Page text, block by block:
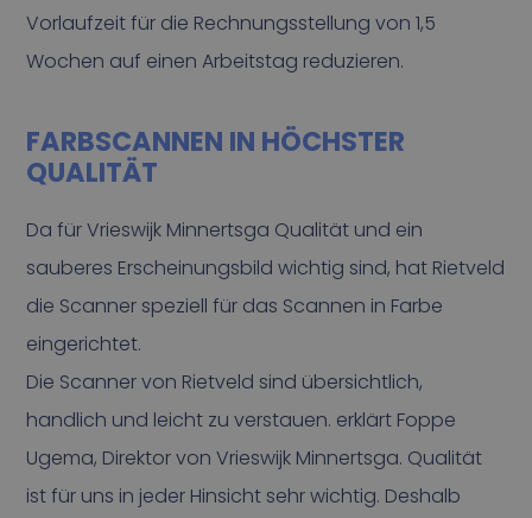
Vorlaufzeit für die Rechnungsstellung von 1,5
Wochen auf einen Arbeitstag reduzieren.
FARBSCANNEN IN HÖCHSTER
QUALITÄT
Da für Vrieswijk Minnertsga Qualität und ein
sauberes Erscheinungsbild wichtig sind, hat Rietveld
die Scanner speziell für das Scannen in Farbe
eingerichtet.
Die Scanner von Rietveld sind übersichtlich,
handlich und leicht zu verstauen. erklärt Foppe
Ugema, Direktor von Vrieswijk Minnertsga. Qualität
ist für uns in jeder Hinsicht sehr wichtig. Deshalb